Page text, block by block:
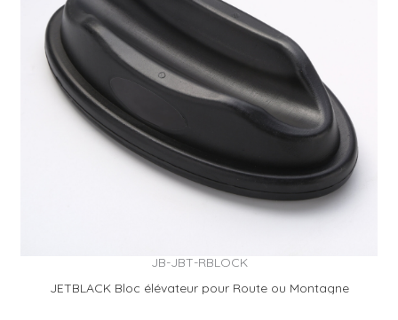
JB-JBT-RBLOCK
JETBLACK Bloc élévateur pour Route ou Montagne